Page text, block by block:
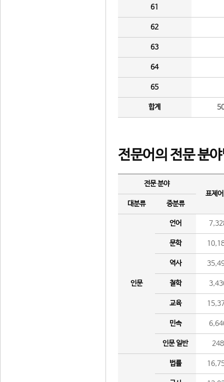
61
62
63
64
65
합계
전문어의 전문 분
전문 분야
표제
대분류
중분류
인문
언어
문학
역사
철학
교육
민속
인문 일반 248
법률